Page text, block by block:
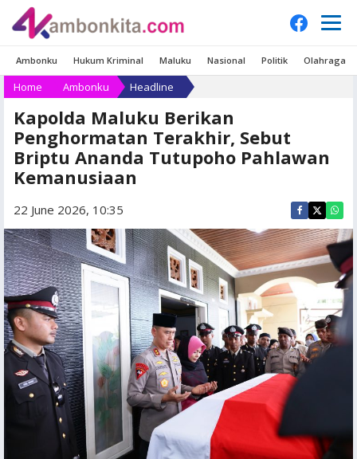
Ambonku Hukum Kriminal Maluku Nasional Politik Olahraga
Home Ambonku Headline
Kapolda Maluku Berikan
Penghormatan Terakhir, Sebut
Briptu Ananda Tutupoho Pahlawan
Kemanusiaan
22 June 2026, 10:35